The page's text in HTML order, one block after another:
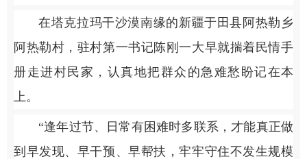
在塔克拉玛干沙漠南缘的新疆于田县阿热勒乡
阿热勒村，驻村第一书记陈刚一大早就揣着民情手
册走进村民家，认真地把群众的急难愁盼记在本
上。
“逢年过节、日常有困难时多联系，才能真正做
到早发现、早干预、早帮扶，牢牢守住不发生规模